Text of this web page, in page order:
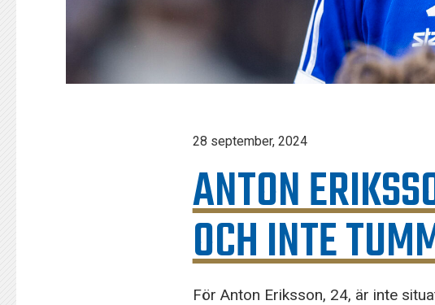
28 september, 2024
ANTON
OCH INTE
För Anton Eriksson, 24, är inte